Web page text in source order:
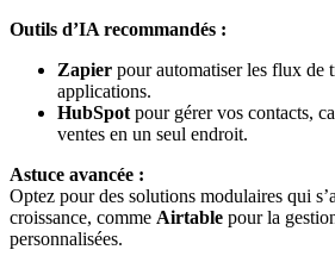
Outils d’IA recommandés :
Zapier pour automatiser les flux de
applications.
HubSpot pour gérer vos contacts,
ventes en un seul endroit.
Astuce avancée :
Optez pour des solutions modulaires qui
croissance, comme Airtable pour la
personnalisées.